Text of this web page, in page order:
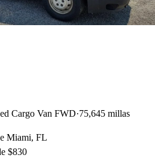
Cargo Van FWD 75,645 millas
Miami, FL
$830